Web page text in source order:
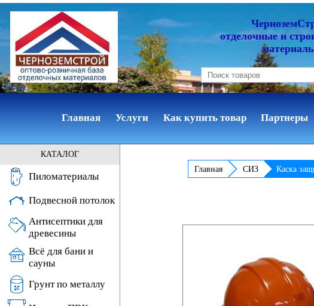
отделочные и
Главная Услуги Как купить товар Партнеры
КАТАЛОГ
Пиломатериалы
Подвесной потолок
Антисептики для
древесины
Всё для бани и
сауны
Грунт по металлу
Главная СИЗ Каска